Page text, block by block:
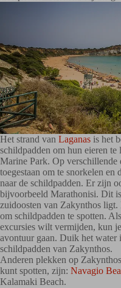
Het strand van Laganas is het
schildpadden om hun eieren
Marine Park. Op verschillende
toegestaan om te snorkelen
naar de schildpadden. Er zijn
bijvoorbeeld Marathonisi. Dit
zuidoosten van Zakynthos ligt.
om schildpadden te spotten.
excursies wilt vermijden, kun
avontuur gaan. Duik het water
schildpadden van Zakynthos.
Anderen plekken op
kunt spotten, zijn: Navagio
Kalamaki Beach.